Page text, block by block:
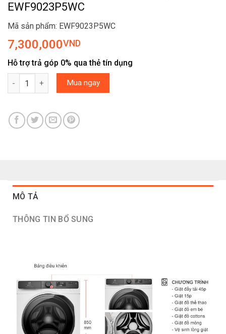
EWF9023P5WC
Mã sản phẩm: EWF9023P5WC
7,300,000VND
Hỗ trợ trả góp 0% qua thẻ tín dụng
Máy giặt Electrolux Inverter 9 kg EWF9023P5WC số lượng
Mua ngay
MÔ TẢ
THÔNG TIN BỔ SUNG